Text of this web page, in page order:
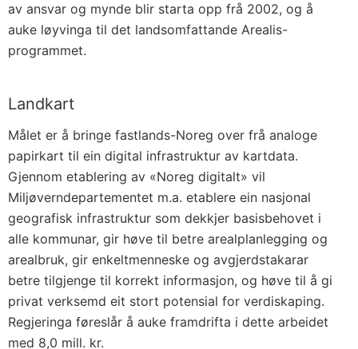
av ansvar og mynde blir starta opp frå 2002, og å
auke løyvinga til det landsomfattande Arealis-
programmet.
Landkart
Målet er å bringe fastlands-Noreg over frå analoge
papirkart til ein digital infrastruktur av kartdata.
Gjennom etablering av «Noreg digitalt» vil
Miljøverndepartementet m.a. etablere ein nasjonal
geografisk infrastruktur som dekkjer basisbehovet i
alle kommunar, gir høve til betre arealplanlegging og
arealbruk, gir enkeltmenneske og avgjerdstakarar
betre tilgjenge til korrekt informasjon, og høve til å gi
privat verksemd eit stort potensial for verdiskaping.
Regjeringa føreslår å auke framdrifta i dette arbeidet
med 8,0 mill. kr.